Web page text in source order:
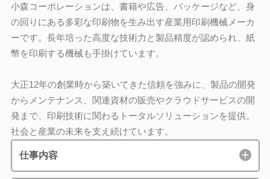
小森コーポレーションは、書籍や広告、パッケージなど、身
の回りにある多彩な印刷物を生み出す産業用印刷機械メーカ
ーです。長年培った高度な技術力と製品精度が認められ、紙
幣を印刷する機械も手掛けています。
大正12年の創業時から築いてきた信頼を強みに、製品の開発
からメンテナンス、関連資材の販売やクラウドサービスの開
発まで、印刷技術に関わるトータルソリューションを提供。
社会と産業の未来を支え続けています。
仕事内容